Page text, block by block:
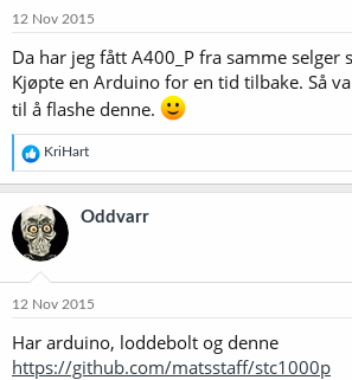
e
:
12 Nov 2015
Da har jeg fått A400_P fra samme selger
Kjøpte en Arduino for en tid tilbake. Så
til å flashe denne.
R
e
a
k
s
j
o
e
KriHart
Oddvarr
12 Nov 2015
Har arduino, loddebolt og denne
https://github.com/matsstaff/stc1000p